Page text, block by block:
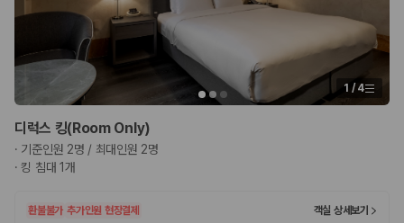
제주렌트카 최저가는 차량 기본요금만으로 판단하기 어렵습니다. 보험 포
함 여부, 면책금, 보상 한도, 옵션 비용, 취소 수수료를 함께 확인해야 실제
로 저렴한 차량을 고를 수 있습니다.
2. 보험 조건은 가격만큼 중요합니다
완전자차와 슈퍼자차는 업체별 보장 범위가 다를 수 있습니다. 카모아에서
는 제주 렌트카 가격과 함께 보험 조건을 비교해 여행 스타일에 맞는 보장
수준을 선택할 수 있습니다.
1 / 4
디럭스 킹(Room Only)
· 기준인원 2명 / 최대인원 2명
·킹 침대 1개
환불불가 추가인원 현장결제
객실 상세보기